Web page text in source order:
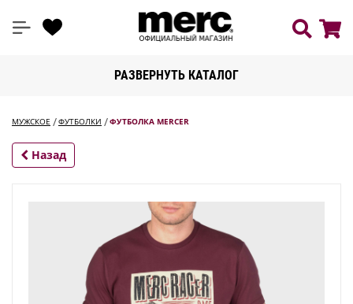
РАЗВЕРНУТЬ КАТАЛОГ
МУЖСКОЕ ФУТБОЛКИ ФУТБОЛКА MERCER
Назад